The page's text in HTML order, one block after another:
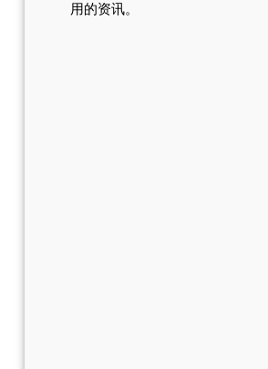
用的资讯。